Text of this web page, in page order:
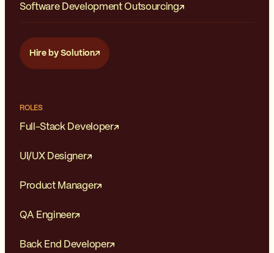
Software Development Outsourcing
Hire by Solution
ROLES
Full-Stack Developer
UI/UX Designer
Product Manager
QA Engineer
Back End Developer